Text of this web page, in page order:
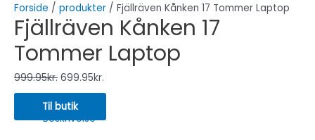
Forside / produkter / Fjällräven Kånken 17 Tommer Laptop
Fjällräven Kånken 17
Tommer Laptop
999.95kr. 699.95kr.
Til butik
Beskrivelse